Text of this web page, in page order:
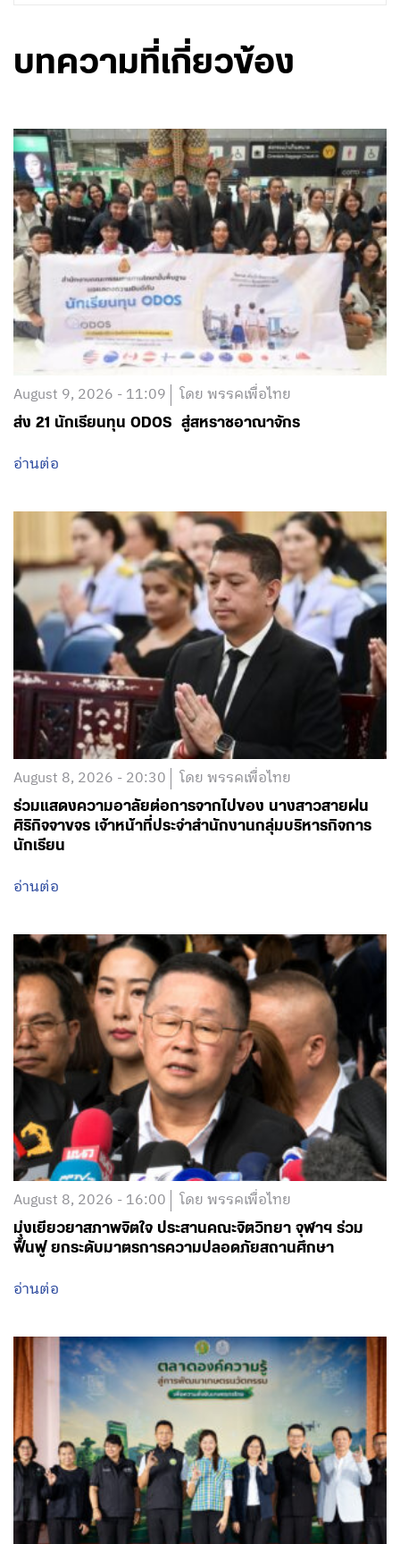
บทความที่เกี่ยวข้อง
August 9, 2026 - 11:09 โดย พรรคเพื่อไทย
ส่ง 21 นักเรียนทุน ODOS สู่สหราชอาณาจักร
อ่านต่อ
August 8, 2026 - 20:30 โดย พรรคเพื่อไทย
ร่วมแสดงความอาลัยต่อการจากไปของ นางสาวสายฝน
ศิริกิจจาขจร เจ้าหน้าที่ประจำสำนักงานกลุ่มบริหารกิจการ
นักเรียน
อ่านต่อ
August 8, 2026 - 16:00 โดย พรรคเพื่อไทย
มุ่งเยียวยาสภาพจิตใจ ประสานคณะจิตวิทยา จุฬาฯ ร่วม
ฟื้นฟู ยกระดับมาตรการความปลอดภัยสถานศึกษา
อ่านต่อ